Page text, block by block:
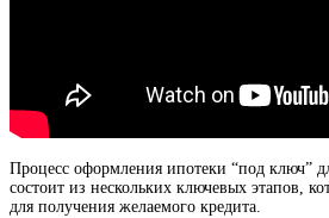
Процесс оформления ипотеки “под ключ”
состоит из нескольких ключевых этапов,
для получения желаемого кредита.